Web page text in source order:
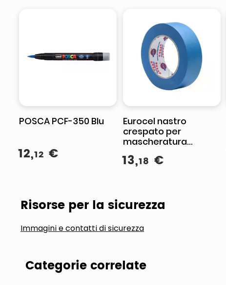
POSCA PCF-350 Blu
12,12 €
Eurocel nastro
crespato per
mascheratura
esterni, anti UV,
resistente all'acqua,
13,18 €
Risorse per la sicurezza
Immagini e contatti di sicurezza
Categorie correlate